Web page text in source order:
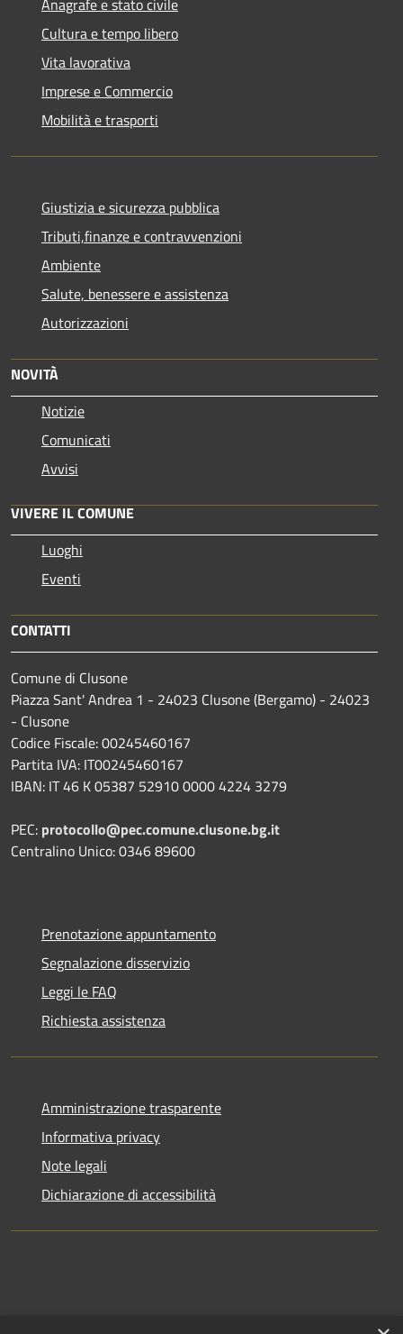
Anagrafe e stato civile
Cultura e tempo libero
Vita lavorativa
Imprese e Commercio
Mobilità e trasporti
Giustizia e sicurezza pubblica
Tributi,finanze e contravvenzioni
Ambiente
Salute, benessere e assistenza
Autorizzazioni
NOVITÀ
Notizie
Comunicati
Avvisi
VIVERE IL COMUNE
Luoghi
Eventi
CONTATTI
Comune di Clusone
Piazza Sant' Andrea 1 - 24023 Clusone (Bergamo) - 24023
- Clusone
Codice Fiscale: 00245460167
Partita IVA: IT00245460167
IBAN: IT 46 K 05387 52910 0000 4224 3279
PEC: protocollo@pec.comune.clusone.bg.it
Centralino Unico: 0346 89600
Prenotazione appuntamento
Segnalazione disservizio
Leggi le FAQ
Richiesta assistenza
Amministrazione trasparente
Informativa privacy
Note legali
Dichiarazione di accessibilità